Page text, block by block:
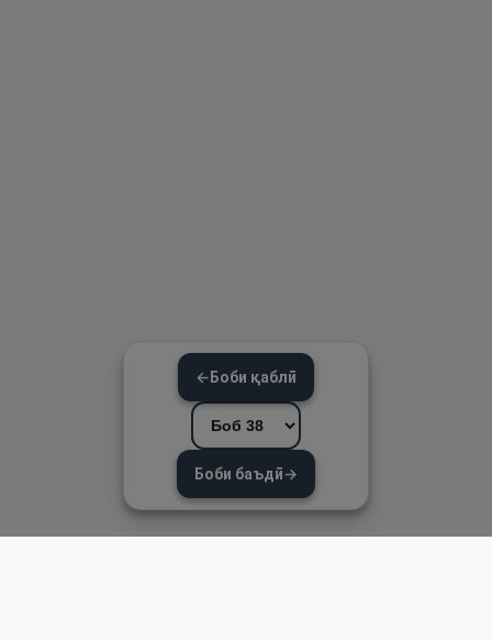
←Боби қаблӣ
Боби баъдӣ→